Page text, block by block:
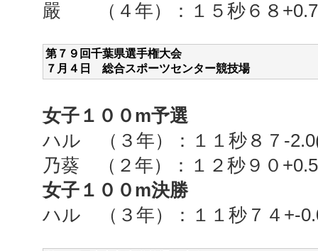
嚴 （４年）：１５秒６８
第７９回千葉県選手権大会
７月４ 日 総合スポーツセンター競技場
女子１００ m予選
ハル （３年）：１１秒８７-2.0
乃葵 （２年）：１２秒９０
女子１００ m決勝
ハル （３年）：１１秒７４+-